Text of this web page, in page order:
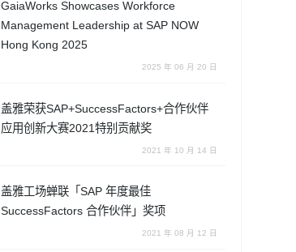
GaiaWorks Showcases Workforce
Management Leadership at SAP NOW
Hong Kong 2025
2025 年 06 月 20 日
盖雅荣获SAP+SuccessFactors+合作伙伴
应用创新大赛2021特别贡献奖
2021 年 10 月 14 日
盖雅工场蝉联「SAP 年度最佳
SuccessFactors 合作伙伴」奖项
2021 年 08 月 12 日